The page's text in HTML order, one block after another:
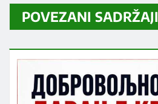
POVEZANI SADRŽAJI